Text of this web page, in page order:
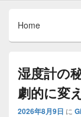
Home
湿度計の
劇的に変
2026年8月9日 に